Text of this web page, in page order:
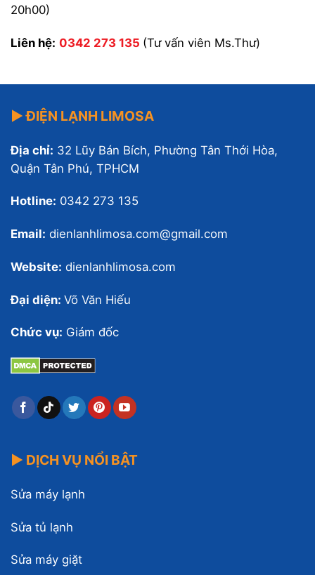
20h00)
Liên hệ: 0342 273 135 (Tư vấn viên Ms.Thư)
▶ ĐIỆN LẠNH LIMOSA
Địa chỉ: 32 Lũy Bán Bích, Phường Tân Thới Hòa,
Quận Tân Phú, TPHCM
Hotline: 0342 273 135
Email: dienlanhlimosa.com@gmail.com
Website: dienlanhlimosa.com
Đại diện: Võ Văn Hiếu
Chức vụ: Giám đốc
▶ DỊCH VỤ NỔI BẬT
Sửa máy lạnh
Sửa tủ lạnh
Sửa máy giặt